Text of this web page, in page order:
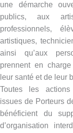
une démarche
publics, aux
professionnels,
artistiques,
ainsi qu’aux
prennent en
leur santé et de leur
Toutes les
issues de Porteurs
bénéficient du
d’organisation